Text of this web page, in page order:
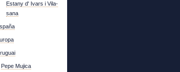
Estany d' Ivars i Vila-
sana
Pepe Mujica